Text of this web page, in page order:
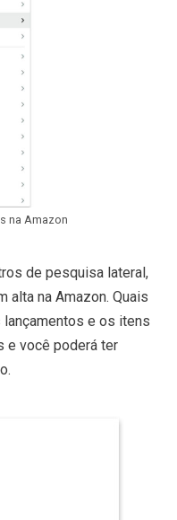
na Amazon
de pesquisa lateral,
alta na Amazon. Quais
e os itens
e você poderá ter